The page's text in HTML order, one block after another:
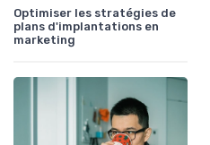
Optimiser les stratégies de
plans d'implantations en
marketing